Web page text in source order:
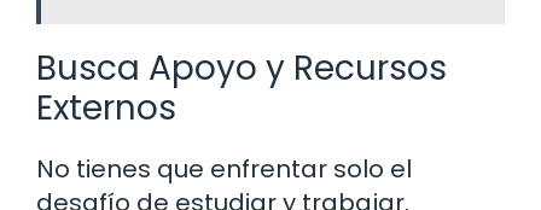
Busca Apoyo y Recursos
Externos
No tienes que enfrentar solo el
desafío de estudiar y trabajar.